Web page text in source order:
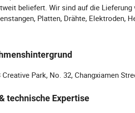
beliefert. Wir sind auf die
Platten, Drähte, Elektroden,
TUNGSTEN- und MOLYBDÄN-
Preisen auf den
das Produkt unbeschädigt ankommt.
aufrichtig, ein zuverlässiger und
Creative Park, No. 32, Changxiamen
technische Expertise